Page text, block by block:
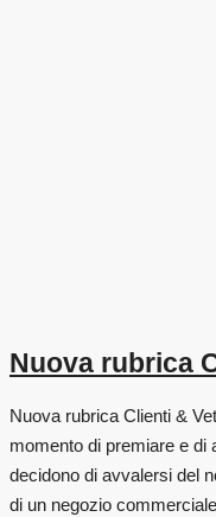
Nuova rubrica
Nuova rubrica Clienti &
momento di premiare e di
decidono di avvalersi del
di un negozio